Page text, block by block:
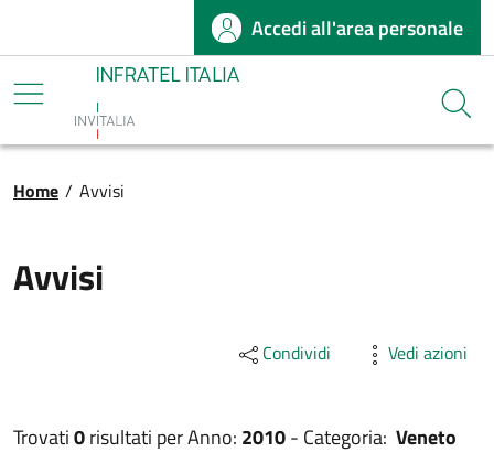
Salta al contenuto principaleAccedi all'area personale
Infratel
Briciole di pane
Home / Avvisi
Avvisi
Condividi Vedi azioni
Trovati0risultati perAnno: 2010- Categoria: Veneto